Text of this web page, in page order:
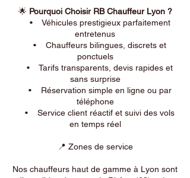
🌟 Pourquoi Choisir RB Chauffeur Lyon ?
• Véhicules prestigieux parfaitement
entretenus
• Chauffeurs bilingues, discrets et
ponctuels
• Tarifs transparents, devis rapides et
sans surprise
• Réservation simple en ligne ou par
téléphone
• Service client réactif et suivi des vols
en temps réel
📍 Zones de service
Nos chauffeurs haut de gamme à Lyon sont